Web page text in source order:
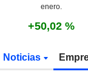
enero.
+50,02 %
Noticias